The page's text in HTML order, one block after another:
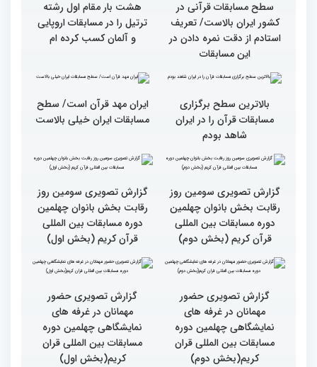
در چهلمین دوره مسابقات
بین‌المللی قرآن معرفی
شدند
چهلمین دوره مسابقات بین
المللی قرآن/نگاهی به
چهارمین روز از رقابت
سطح مسابقات قرآنی در
کشور ایران بالاست/ تعریف
استادم از دقت نمره دادن در
این مسابقات
هشت بار مقام اول رشته
ترتیل را در مسابقات اروپایی
بالاترین سطح برگزاری
مسابقات قرآن را در ایران
شاهد بودم
ایران مهد قرآن است/ سطح
مسابقات ایران خیلی بالاست
گزارش تصویری سومین روز
رقابت بخش بانوان چهلمین
دوره مسابقات بین المللی
قرآن کریم (بخش دوم)
گزارش تصویری سومین روز
رقابت بخش بانوان چهلمین
دوره مسابقات بین المللی
قرآن کریم (بخش اول)